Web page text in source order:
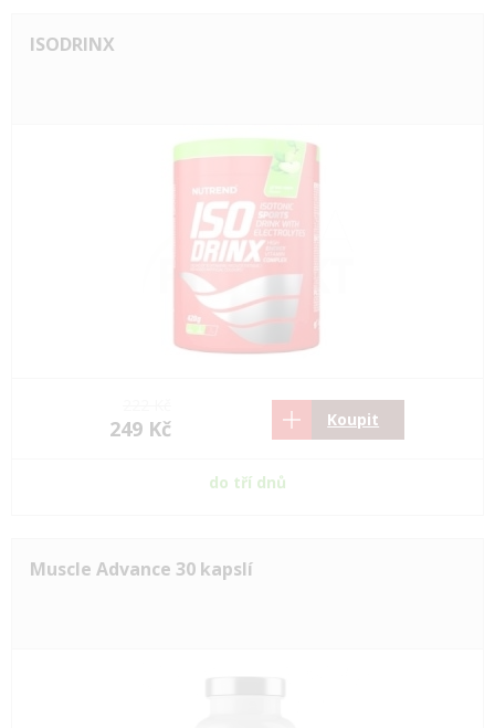
ISODRINX
249 Kč Koupit
do tří dnů
Muscle Advance 30 kapslí